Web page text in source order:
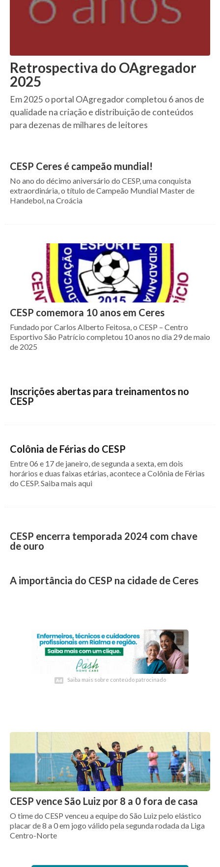
Retrospectiva do OAgregador
2025
Em 2025 o portal OAgregador completou 6 anos de
qualidade na criação e distribuição de conteúdos
para dezenas de milhares de leitores
CESP Ceres é campeão mundial!
No ano do décimo aniversário do CESP, uma conquista
extraordinária, o título de Campeão Mundial Master de
Handebol, na Croácia
CESP comemora 10 anos em Ceres
Fundado por Carlos Alberto Feitosa, o CESP – Centro
Esportivo São Patrício completou 10 anos no dia 29 de maio
de 2025
Inscrições abertas para treinamentos no
CESP
Colônia de Férias do CESP
Entre 06 e 17 de janeiro, de segunda a sexta, em dois
horários e duas faixas etárias, acontece a Colônia de Férias
do CESP. Saiba mais aqui
CESP encerra temporada 2024 com chave
de ouro
A importância do CESP na cidade de Ceres
Saiba mais sobre conteúdo patrocinado
Saiba mais sobre conteúdo patrocinado
CESP vence São Luiz por 8 a 0 fora de casa
O time do CESP venceu a equipe do São Luiz pelo elástico
placar de 8 a 0 em jogo válido pela segunda rodada da Liga
Centro-Norte